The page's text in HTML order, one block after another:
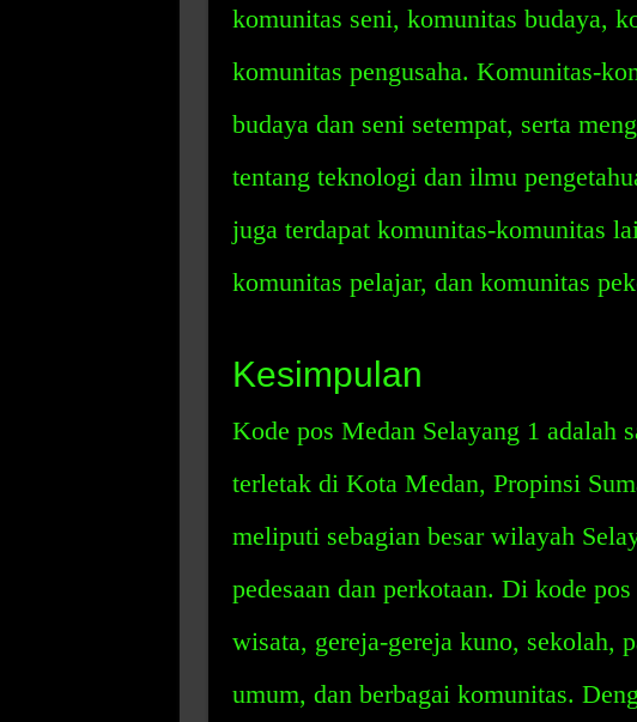
komunitas seni, komunitas budaya,
komunitas pengusaha. Komunitas-
budaya dan seni setempat, serta
tentang teknologi dan ilmu
juga terdapat komunitas-komunitas
komunitas pelajar, dan komunitas
Kesimpulan
Kode pos Medan Selayang 1 adalah
terletak di Kota Medan, Propinsi
meliputi sebagian besar wilayah
pedesaan dan perkotaan. Di kode
wisata, gereja-gereja kuno, sekolah,
umum, dan berbagai komunitas.